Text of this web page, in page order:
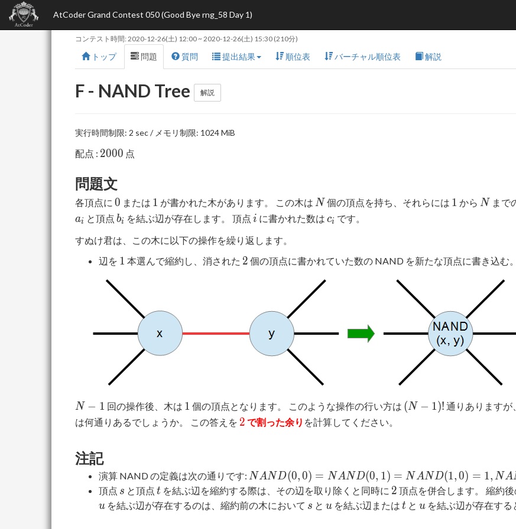
AtCoder Grand Contest 050 (Good Bye rng_58 Day 1)
コンテスト時間: 2020-12-26(土) 12:00~ 2020-12-26(土) 15:30 (210分)
トップ 問題 質問 提出結果 順位表 バーチャル順位表 解説
F - NAND Tree 解説
実行時間制限: 2 sec / メモリ制限: 1024 MiB
配点 : 2000
2000 点
問題文
各頂点に 0
0 または 1
1 が書かれた木があります。 この木は N
N 個の頂点を持ち、それらには 1
1 から N
N まで
ai と頂点 b_i
bi を結ぶ辺が存在します。 頂点 i
i に書かれた数は c_i
ci です。
すぬけ君は、この木に以下の操作を繰り返します。
辺を 1
1 本選んで縮約し、消された 2
2 個の頂点に書かれていた数の NAND を新たな頂点に書き込む。
N
-
1
N − 1 回の操作後、木は 1
1 個の頂点となります。 このような操作の行い方は (N-
(N − 1)! 通りありますが
は何通りあるでしょうか。 この答えを 2
2 で割った余り を計算してください。
注記
演算 NAND の定義は次の通りです: NAND(0,
0) =
NAND(0,
NAND(0,0) = NAND(0, 1) = NAND(1, 0) = 1, NA
頂点 s
s と頂点 t
t を結ぶ辺を縮約する際は、その辺を取り除くと同時に 2
2 頂点を併合します。 縮約
u を結ぶ辺が存在するのは、縮約前の木において s
s と u
u を結ぶ辺または t
t と u
u を結ぶ辺が存在する